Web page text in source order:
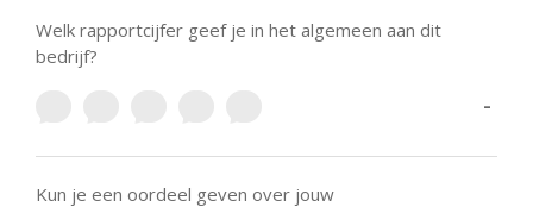
Welk rapportcijfer geef je in het algemeen aan dit
bedrijf?
-
Kun je een oordeel geven over jouw